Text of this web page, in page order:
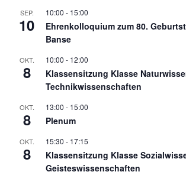
SEP.
10
10:00 - 15:00
Ehrenkolloquium zum 80.
Banse
OKT.
8
10:00 - 12:00
Klassensitzung Klasse
Technikwissenschaften
OKT.
8
13:00 - 15:00
Plenum
OKT.
8
15:30 - 17:15
Klassensitzung Klasse
Geisteswissenschaften